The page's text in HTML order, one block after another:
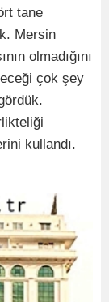
tane
Mersin
olmadığını
çok şey
kullandı.